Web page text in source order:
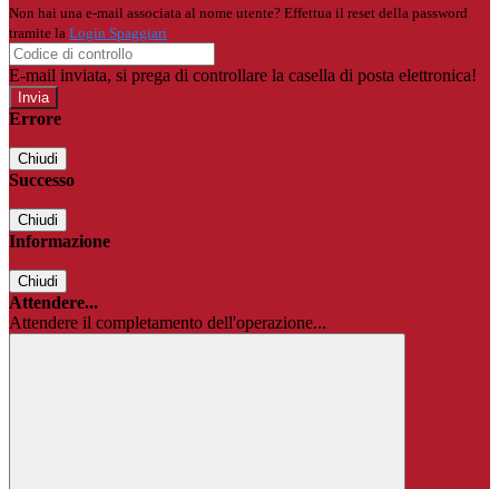
Non hai una e-mail associata al nome utente? Effettua il reset della password
tramite la Login Spaggiari
E-mail inviata, si prega di controllare la casella di posta elettronica!
Errore
Chiudi
Successo
Chiudi
Informazione
Chiudi
Attendere...
Attendere il completamento dell'operazione...